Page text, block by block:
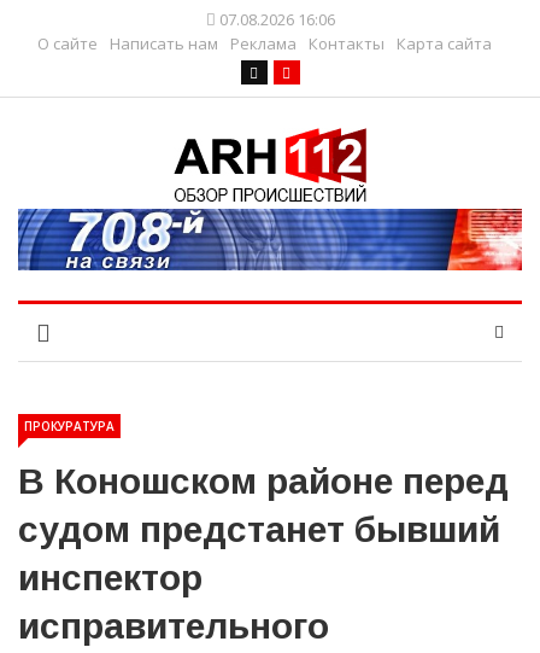
07.08.2026 16:06
О сайте
Написать нам Реклама Контакты Карта сайта
ПРОКУРАТУРА
В Коношском районе перед
судом предстанет бывший
инспектор
исправительного